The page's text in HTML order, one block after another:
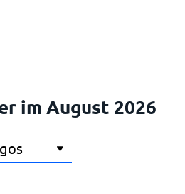
im August 2026